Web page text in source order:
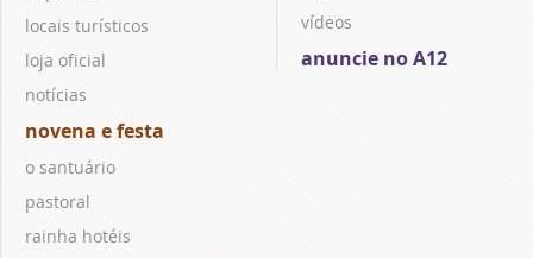
locais turísticos
loja oficial
notícias
novena e festa
o santuário
pastoral
rainha hotéis
vídeos
anuncie no A12